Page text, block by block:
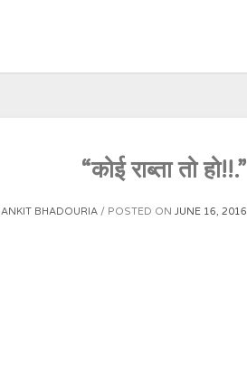
“कोई राब्ता तो हो!!.”
ANKIT BHADOURIA POSTED ON JUNE 16, 2016